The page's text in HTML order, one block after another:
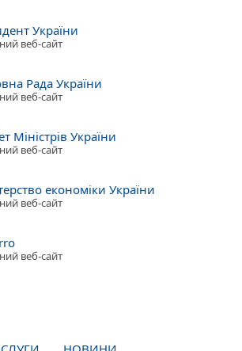
України
веб-сайт
Рада України
веб-сайт
Міністрів України
веб-сайт
економіки України
веб-сайт
веб-сайт